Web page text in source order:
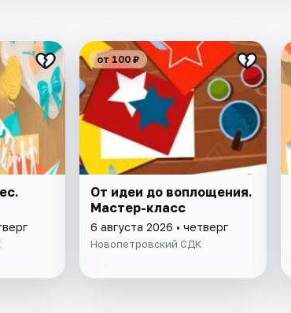
от 100 ₽
От идеи до воплощения.
Мастер-класс
6 августа 2026 • четверг
Новопетровский СДК